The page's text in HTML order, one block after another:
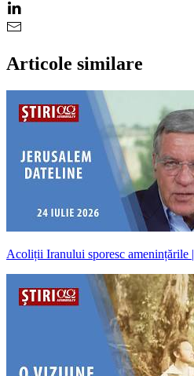
Articole similare
Acoliții Iranului sporesc amenințările